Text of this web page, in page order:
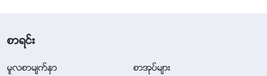
စာရင္း
မူလစာမ်က္ႏွာ စာအုပ္မ်ား